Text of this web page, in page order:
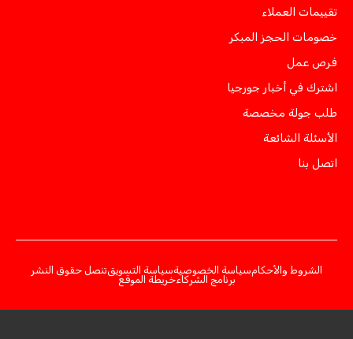
تقييمات العملاء
خصومات الحجز المبكر
فرص عمل
اشترك في أخبار جورجيا
طلب جولة مخصصة
الأسئلة الشائعة
اتصل بنا
الشروط والأحكامسياسة الخصوصيةسياسة التسويقتنصل حقوق النشر
برنامج الشركاءخريطة الموقع